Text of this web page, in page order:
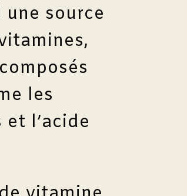
source
les
l’acide